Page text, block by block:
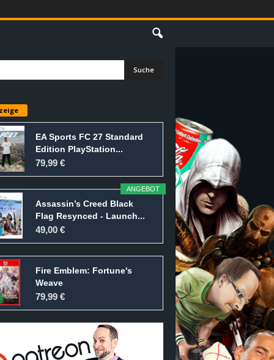
EA Sports FC 27 Standard
Edition PlayStation...
79,99 €
ANGEBOT
Assassin’s Creed Black
Flag Resynced - Launch...
49,00 €
Fire Emblem: Fortune's
Weave
79,99 €